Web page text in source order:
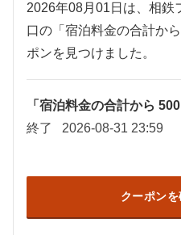
2026年08月01日は、相鉄
口の「宿泊料金の合計か
ポンを見つけました。
「宿泊料金の合計から 500
終了
2026-08-31 23:59
クーポン